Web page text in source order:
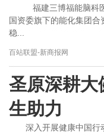
福建三博福能脑科
国资委旗下的能化集团
稳...
百站联盟-新商报网
圣原深耕大
生助力
深入开展健康中国行